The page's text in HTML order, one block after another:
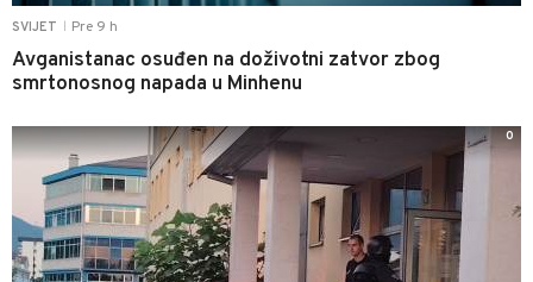
SVIJET Pre 9 h
Avganistanac osuđen na doživotni zatvor zbog
smrtonosnog napada u Minhenu
0